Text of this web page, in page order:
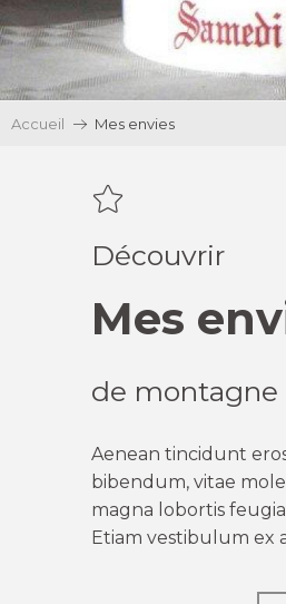
Accueil Mes envies
Découvrir
Mes
de montagne
Aenean tincidunt
bibendum, vitae
magna lobortis
Etiam vestibulum ex